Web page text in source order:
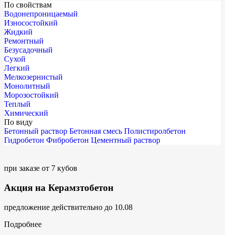
По свойствам
Водонепроницаемый
Износостойкий
Жидкий
Ремонтный
Безусадочный
Сухой
Легкий
Мелкозернистый
Монолитный
Морозостойкий
Теплый
Химический
По виду
Бетонный раствор Бетонная смесь Полистиролбетон
Гидробетон Фибробетон Цементный раствор
при заказе от 7 кубов
Акция на Керамзтобетон
предложение действительно до 10.08
Подробнее